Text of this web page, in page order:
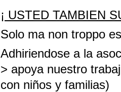
¡ USTED TAMBIEN
Solo ma non troppo
Adhiriendose a la
> apoya nuestro
con niños y familias)